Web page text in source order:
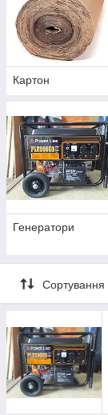
Картон
Генератори
Сортування